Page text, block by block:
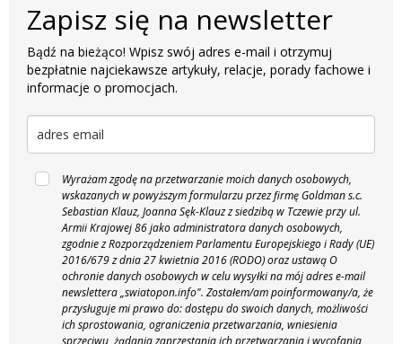
Zapisz się na newsletter
Bądź na bieżąco! Wpisz swój adres e-mail i otrzymuj
bezpłatnie najciekawsze artykuły, relacje, porady fachowe i
informacje o promocjach.
Wyrażam zgodę na przetwarzanie moich danych osobowych,
wskazanych w powyższym formularzu przez firmę Goldman s.c.
Sebastian Klauz, Joanna Sęk-Klauz z siedzibą w Tczewie przy ul.
Armii Krajowej 86 jako administratora danych osobowych,
zgodnie z Rozporządzeniem Parlamentu Europejskiego i Rady (UE)
2016/679 z dnia 27 kwietnia 2016 (RODO) oraz ustawą O
ochronie danych osobowych w celu wysyłki na mój adres e-mail
newslettera „swiatopon.info". Zostałem/am poinformowany/a, że
przysługuje mi prawo do: dostępu do swoich danych, możliwości
ich sprostowania, ograniczenia przetwarzania, wniesienia